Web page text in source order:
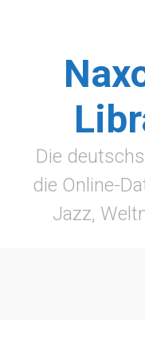
Die
die Online-
Jazz,